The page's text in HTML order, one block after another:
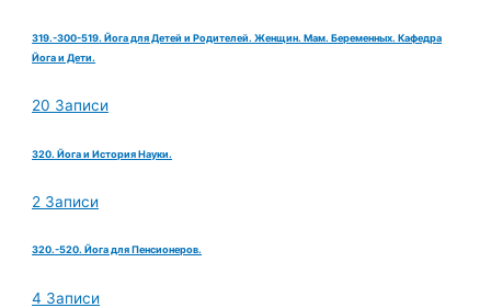
319.-300-519. Йога для Детей и Родителей. Женщин. Мам. Беременных. Кафедра
Йога и Дети.
20 Записи
320. Йога и История Науки.
2 Записи
320.-520. Йога для Пенсионеров.
4 Записи